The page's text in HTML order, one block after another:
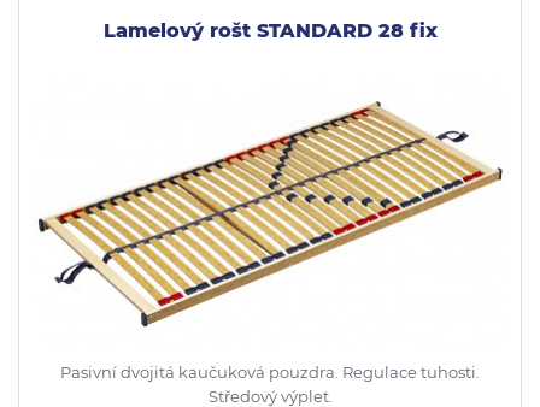
Lamelový rošt STANDARD 28 fix
Pasivní dvojitá kaučuková pouzdra. Regulace tuhosti.
Středový výplet.